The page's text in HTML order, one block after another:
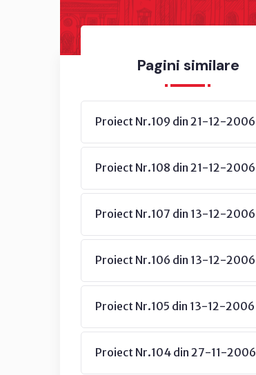
Pagini similare
Proiect Nr.109 din 21-12-2006
Proiect Nr.108 din 21-12-2006
Proiect Nr.107 din 13-12-2006
Proiect Nr.106 din 13-12-2006
Proiect Nr.105 din 13-12-2006
Proiect Nr.104 din 27-11-2006